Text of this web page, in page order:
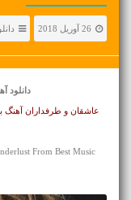
26 آوریل 2018
دانلود
From Best Music